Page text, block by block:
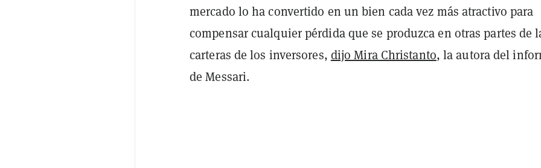
mercado lo ha convertido en un bien cada vez más atractivo para
compensar cualquier pérdida que se produzca en otras partes de
carteras de los inversores, dijo Mira Christanto, la autora del
de Messari.